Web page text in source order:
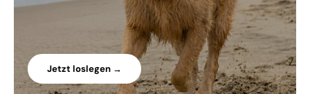
Jetzt loslegen →